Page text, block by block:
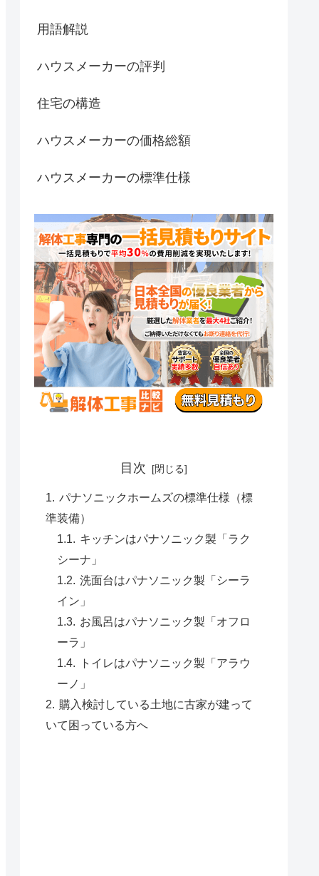
用語解説
ハウスメーカーの評判
住宅の構造
ハウスメーカーの価格総額
ハウスメーカーの標準仕様
目次
パナソニックホームズの標準仕様（標
準装備）
キッチンはパナソニック製「ラク
シーナ」
洗面台はパナソニック製「シーラ
イン」
お風呂はパナソニック製「オフロ
ーラ」
トイレはパナソニック製「アラウ
ーノ」
購入検討している土地に古家が建って
いて困っている方へ